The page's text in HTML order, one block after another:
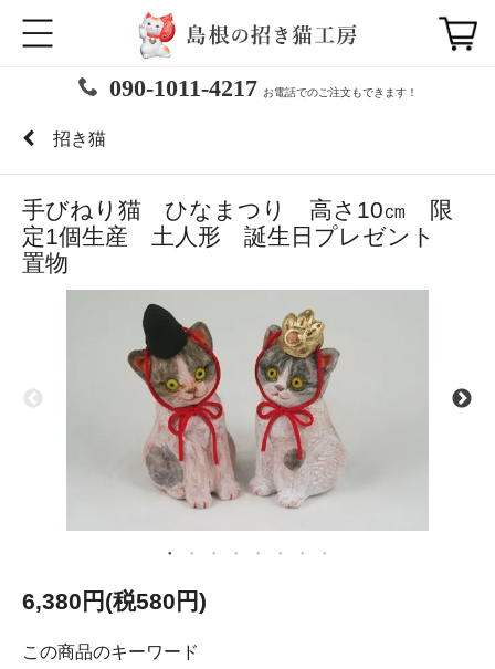
090-1011-4217 お電話でのご注文もできます！
招き猫
手びねり猫 ひなまつり 高さ10㎝ 限
定1個生産 土人形 誕生日プレゼント
置物
6,380円(税580円)
この商品のキーワード